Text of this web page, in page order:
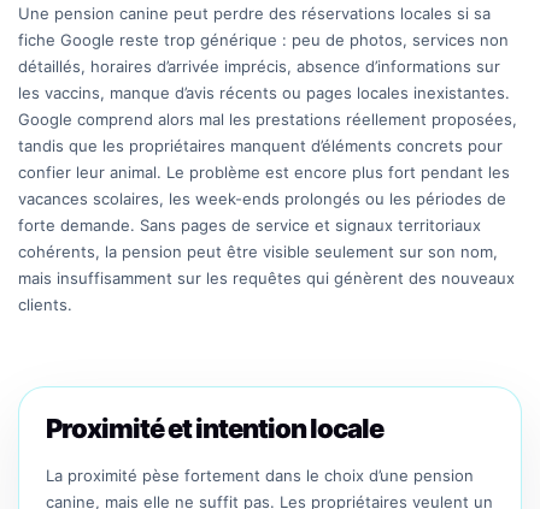
Une pension canine peut perdre des réservations locales si sa
fiche Google reste trop générique : peu de photos, services non
détaillés, horaires d’arrivée imprécis, absence d’informations sur
les vaccins, manque d’avis récents ou pages locales inexistantes.
Google comprend alors mal les prestations réellement proposées,
tandis que les propriétaires manquent d’éléments concrets pour
confier leur animal. Le problème est encore plus fort pendant les
vacances scolaires, les week-ends prolongés ou les périodes de
forte demande. Sans pages de service et signaux territoriaux
cohérents, la pension peut être visible seulement sur son nom,
mais insuffisamment sur les requêtes qui génèrent des nouveaux
clients.
Proximité et intention locale
La proximité pèse fortement dans le choix d’une pension
canine, mais elle ne suffit pas. Les propriétaires veulent un